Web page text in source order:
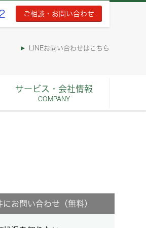
ご相談・お問い合わせ
LINEお問い合わせはこちら
サービス・会社情報
COMPANY
お問い合わせ（無料）